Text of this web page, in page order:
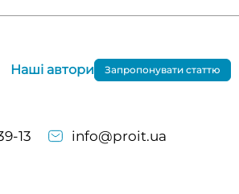
13
info@proit.ua
Наші автори Запропонувати статтю